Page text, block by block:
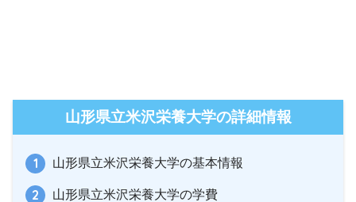
山形県立米沢栄養大学の詳細情報
山形県立米沢栄養大学の基本情報
山形県立米沢栄養大学の学費